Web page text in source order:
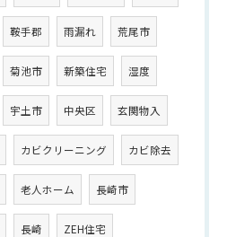
鞍手郡 雨漏れ 荒尾市
菊池市 新築住宅 湿度
宇土市 中央区 玄関物入
カビクリーニング カビ除去
老人ホーム 長崎市
長崎 ZEH住宅